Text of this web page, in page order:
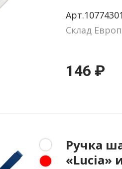
Склад
146 ₽
Ручка
«Lucia»